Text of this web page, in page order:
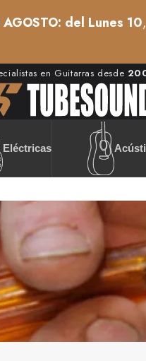
AGOSTO: del Lunes 10
en Guitarras desde
Eléctricas